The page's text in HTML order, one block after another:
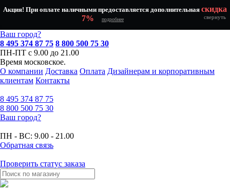
Акция! При оплате наличными предоставляется дополнительная скидка
7%
подробнее свернуть
Ваш город?
8 495 374 87 75 8 800 500 75 30
ПН-ПТ с 9.00 до 21.00
Время московское.
О компании Доставка Оплата Дизайнерам и корпоративным
клиентам Контакты
8 495 374 87 75
8 800 500 75 30
Ваш город?
ПН - ВС: 9.00 - 21.00
Обратная связь
Проверить статус заказа